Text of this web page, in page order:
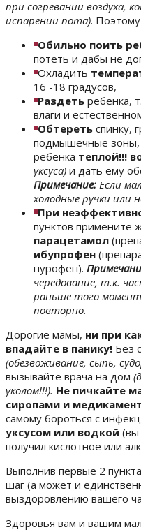
при согревании воздуха,
испарении пота).
Обильно поить
потеть и дабы не
Охладить
16 -18 градусов,
Раздеть ребенка,
влаги и
Обтереть спинку,
подмышечные зоны,
ребенка теплой!!!
уксуса) и дать ему
Примечание: Если
холодные ручки или
При
пунктов примените
парацетамол
ибупрофен
нурофен).
чередование, т.к.
раньше того
повторно.
Дорогие мамы, ни при
впадайте в панику! Без
(обезвоживание, сыпь,
вызывайте врача на дом
уколом!!!). Не пичкайте
сиропами и
самому бороться с
уксусом или водкой
получил кислотное или
Выполнив первые 2
шаг (а может и
выздоровлению вашего
Здоровья вам и вашим